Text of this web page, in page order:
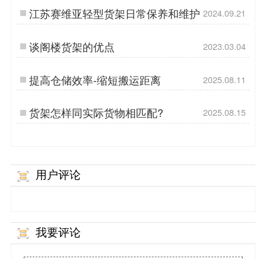
江苏赛维亚轻型货架日常保养和维护 2024.09.21
谈阁楼货架的优点 2023.03.04
提高仓储效率-缩短搬运距离 2025.08.11
货架怎样同实际货物相匹配? 2025.08.15
用户评论
我要评论